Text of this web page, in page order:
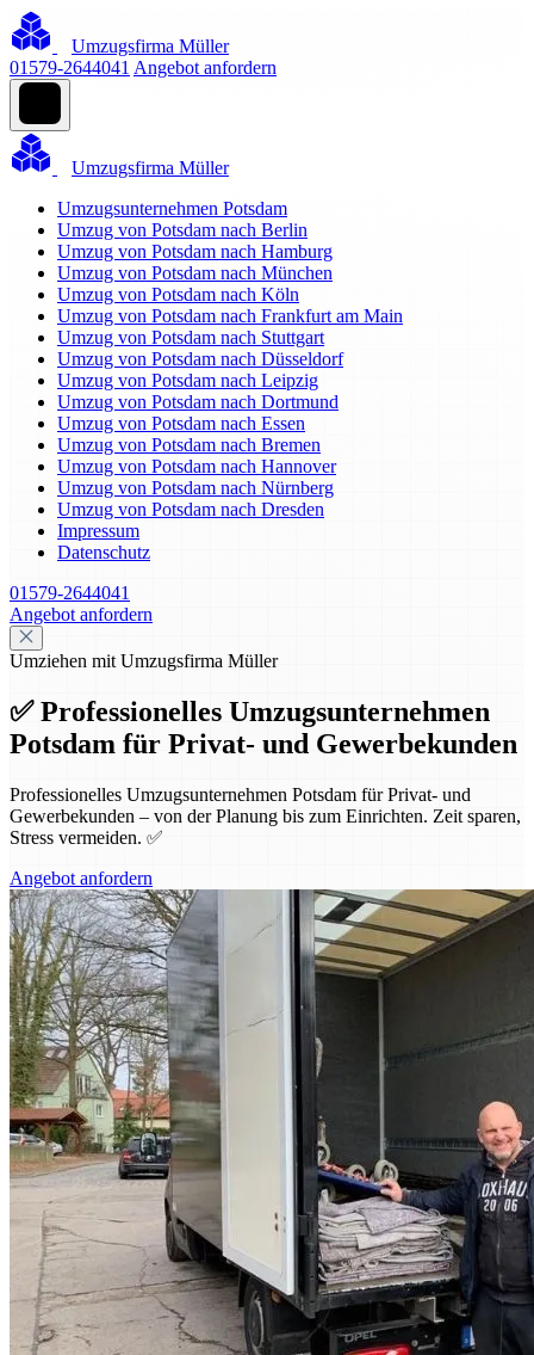
Umzugsfirma Müller
01579-2644041 Angebot anfordern
Umzugsfirma Müller
Umzugsunternehmen Potsdam
Umzug von Potsdam nach Berlin
Umzug von Potsdam nach Hamburg
Umzug von Potsdam nach München
Umzug von Potsdam nach Köln
Umzug von Potsdam nach Frankfurt am Main
Umzug von Potsdam nach Stuttgart
Umzug von Potsdam nach Düsseldorf
Umzug von Potsdam nach Leipzig
Umzug von Potsdam nach Dortmund
Umzug von Potsdam nach Essen
Umzug von Potsdam nach Bremen
Umzug von Potsdam nach Hannover
Umzug von Potsdam nach Nürnberg
Umzug von Potsdam nach Dresden
Impressum
Datenschutz
01579-2644041
Angebot anfordern
Umziehen mit Umzugsfirma Müller
✅ Professionelles Umzugsunternehmen
Potsdam für Privat- und Gewerbekunden
Professionelles Umzugsunternehmen Potsdam für Privat- und
Gewerbekunden – von der Planung bis zum Einrichten. Zeit sparen,
Stress vermeiden. ✅
Angebot anfordern